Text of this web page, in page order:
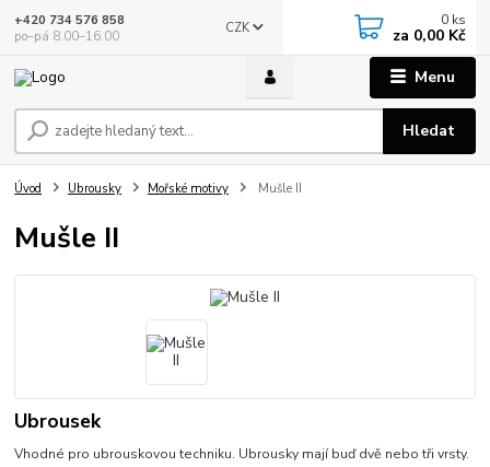
Menu
CZK
Hledat
+420 734 576 858
po–pá 8.00–16.00
0 ks
za 0,00 Kč
Úvod Ubrousky Mořské motivy Mušle II
Mušle II
Ubrousek
Vhodné pro ubrouskovou techniku. Ubrousky mají buď dvě nebo tři vrsty.